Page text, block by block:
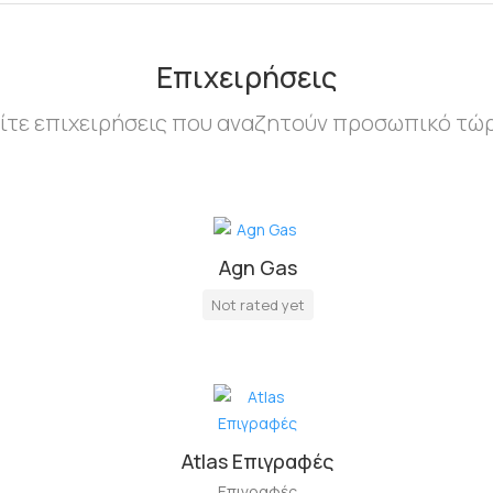
Επιχειρήσεις
επιχειρήσεις που αναζητούν προσωπικό
Agn Gas
Not rated yet
Atlas Επιγραφές